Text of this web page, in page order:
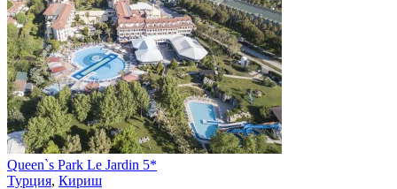
Queen`s Park Le Jardin 5*
Турция, Кириш